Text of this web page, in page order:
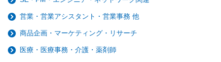
営業・営業アシスタント・営業事務 他
商品企画・マーケティング・リサーチ
医療・医療事務・介護・薬剤師